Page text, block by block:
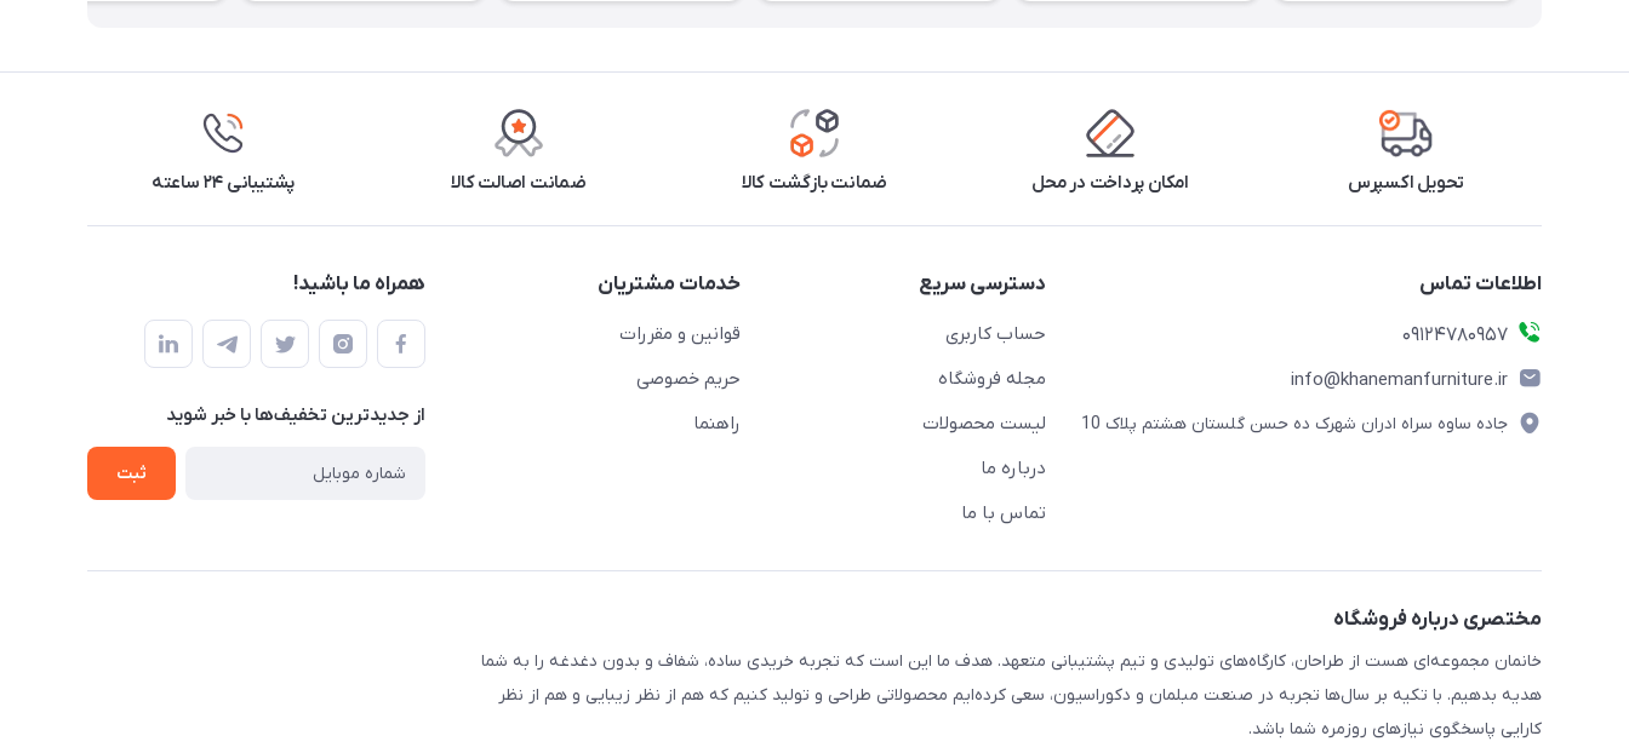
تحویل اکسپرس امکان پرداخت در محل ضمانت بازگشت کالا ضمانت اصالت کالا پشتیبانی ۲۴ ساعته
اطلاعات تماس
09124780957
info@khanemanfurniture.ir
جاده ساوه سراه ادران شهرک ده حسن گلستان هشتم پلاک 10
دسترسی سریع
حساب کاربری
مجله فروشگاه
لیست محصولات
درباره ما
تماس با ما
خدمات مشتریان
قوانین و مقررات
حریم خصوصی
راهنما
همراه ما باشید!
از جدید‌ترین تخفیف‌ها با‌ خبر شوید
ثبت
مختصری درباره فروشگاه
خانمان مجموعه‌ای هست از طراحان، کارگاه‌های تولیدی و تیم پشتیبانی متعهد. هدف ما این است که تجربه خریدی ساده، شفاف و بدون دغدغه را به شما
هدیه بدهیم. با تکیه بر سال‌ها تجربه در صنعت مبلمان و دکوراسیون، سعی کرده‌ایم محصولاتی طراحی و تولید کنیم که هم از نظر زیبایی و هم از نظر
کارایی پاسخگوی نیازهای روزمره شما باشد.